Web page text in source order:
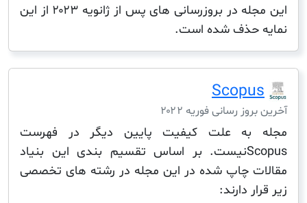
این مجله در بروزرسانی های پس از ژانویه ۲۰۲۳ از این
حذف شده است.
رسانی فوریه ۲۰۲۲
به علت کیفیت پایین دیگر در فهرست
Scopusنیست. بر اساس تقسیم بندی این بنیاد
چاپ شده در این مجله در رشته های تخصصی
دارند: